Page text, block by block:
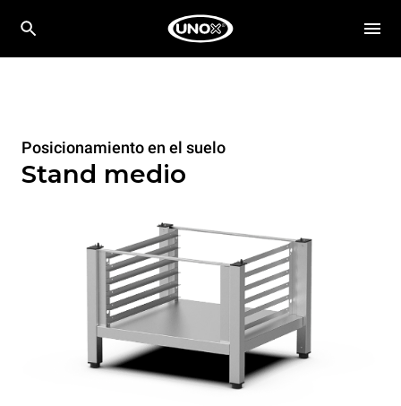
Posicionamiento en el suelo
Stand medio